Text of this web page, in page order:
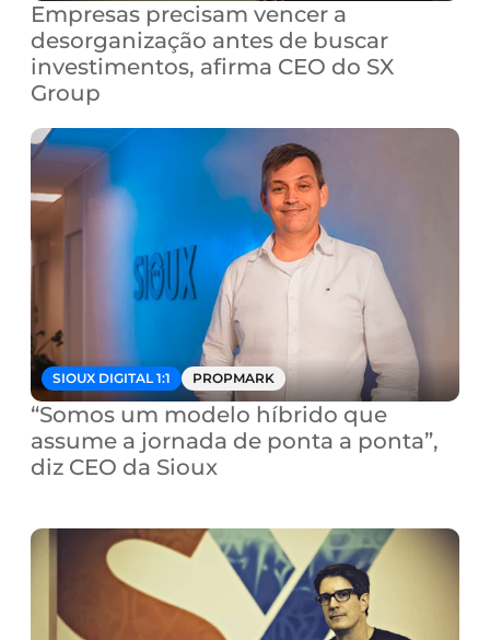
Empresas precisam vencer a
desorganização antes de buscar
investimentos, afirma CEO do SX
Group
SIOUX DIGITAL 1:1 PROPMARK
“Somos um modelo híbrido que
assume a jornada de ponta a ponta”,
diz CEO da Sioux